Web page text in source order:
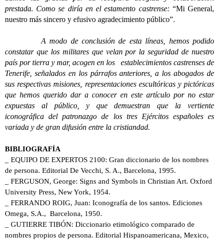
prestada. Como se diría en el estamento castrense: “Mi General,
nuestro más sincero y efusivo agradecimiento público”.
A modo de conclusión de esta líneas, hemos podido
constatar que los militares que velan por la seguridad de nuestro
país por tierra y mar, acogen en los establecimientos castrenses de
Tenerife, señalados en los párrafos anteriores, a los abogados de
sus respectivas misiones, representaciones escultóricas y pictóricas
que hemos querido dar a conocer en este artículo por no estar
expuestas al público, y que demuestran que la vertiente
iconográfica del patronazgo de los tres Ejércitos españoles es
variada y de gran difusión entre la cristiandad.
BIBLIOGRAFÍA
_ EQUIPO DE EXPERTOS 2100: Gran diccionario de los nombres
de persona. Editorial De Vecchi, S. A., Barcelona, 1995.
_ FERGUSON, George: Signs and Symbols in Christian Art. Oxford
University Press, New York, 1954.
_ FERRANDO ROIG, Juan: Iconografía de los santos. Ediciones
Omega, S.A., Barcelona, 1950.
_ GUTIERRE TIBÓN: Diccionario etimológico comparado de
nombres propios de persona. Editorial Hispanoamericana, Mexico,